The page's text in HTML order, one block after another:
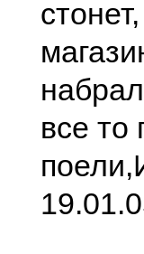
все то
поели,